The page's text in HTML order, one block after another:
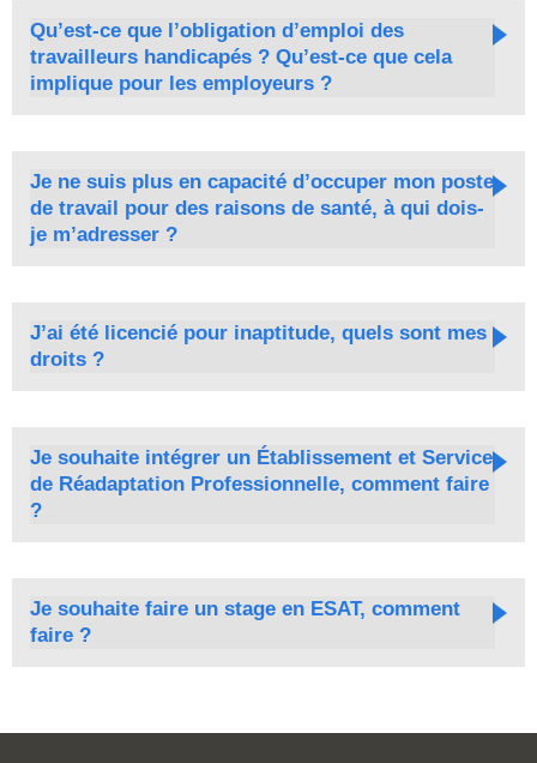
Qu’est-ce que l’obligation d’emploi des
travailleurs handicapés ? Qu’est-ce que cela
implique pour les employeurs ?
Je ne suis plus en capacité d’occuper mon poste
de travail pour des raisons de santé, à qui dois-
je m’adresser ?
J’ai été licencié pour inaptitude, quels sont mes
droits ?
Je souhaite intégrer un Établissement et Service
de Réadaptation Professionnelle, comment faire
?
Je souhaite faire un stage en ESAT, comment
faire ?